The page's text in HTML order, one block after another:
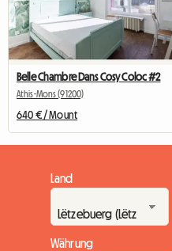
Belle Chambre Dans Cosy Coloc #2
Athis-Mons (91200)
640 € / Mount
Land
Währung